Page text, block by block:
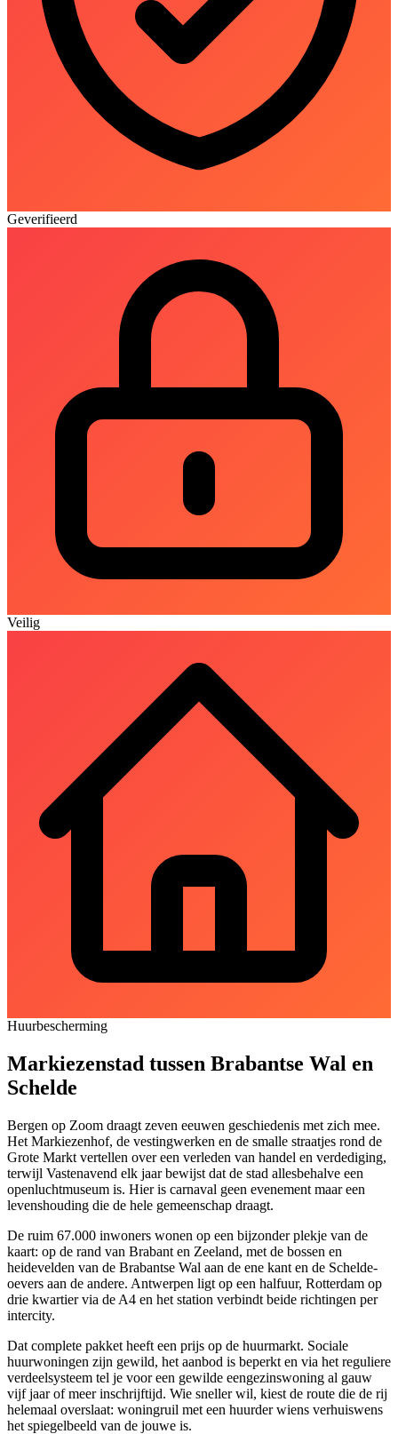
Geverifieerd
Veilig
Huurbescherming
Markiezenstad tussen Brabantse Wal en
Schelde
Bergen op Zoom draagt zeven eeuwen geschiedenis met zich mee.
Het Markiezenhof, de vestingwerken en de smalle straatjes rond de
Grote Markt vertellen over een verleden van handel en verdediging,
terwijl Vastenavend elk jaar bewijst dat de stad allesbehalve een
openluchtmuseum is. Hier is carnaval geen evenement maar een
levenshouding die de hele gemeenschap draagt.
De ruim 67.000 inwoners wonen op een bijzonder plekje van de
kaart: op de rand van Brabant en Zeeland, met de bossen en
heidevelden van de Brabantse Wal aan de ene kant en de Schelde-
oevers aan de andere. Antwerpen ligt op een halfuur, Rotterdam op
drie kwartier via de A4 en het station verbindt beide richtingen per
intercity.
Dat complete pakket heeft een prijs op de huurmarkt. Sociale
huurwoningen zijn gewild, het aanbod is beperkt en via het reguliere
verdeelsysteem tel je voor een gewilde eengezinswoning al gauw
vijf jaar of meer inschrijftijd. Wie sneller wil, kiest de route die de rij
helemaal overslaat: woningruil met een huurder wiens verhuiswens
het spiegelbeeld van de jouwe is.